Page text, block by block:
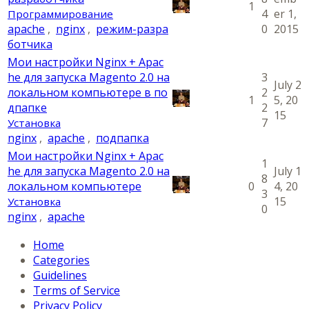
Программирование
apache , nginx , режим-разра
ботчика
1
4
0
er 1,
2015
Мои настройки Nginx + Apac
he для запуска Magento 2.0 на
локальном компьютере в по
дпапке
Установка
nginx , apache , подпапка
1
3
2
2
7
July 2
5, 20
15
Мои настройки Nginx + Apac
he для запуска Magento 2.0 на
локальном компьютере
Установка
nginx , apache
0
1
8
3
0
July 1
4, 20
15
Home
Categories
Guidelines
Terms of Service
Privacy Policy